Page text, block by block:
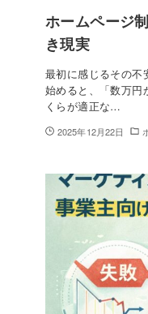
ホームページ
き現実
最初に感じるその不
始めると、「数万円
くらが適正な…
2025年12月22日